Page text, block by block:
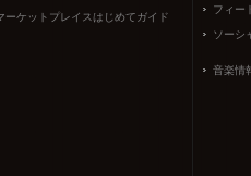
ーケットプレイスはじめてガイド
フィー
ソーシ
音楽情